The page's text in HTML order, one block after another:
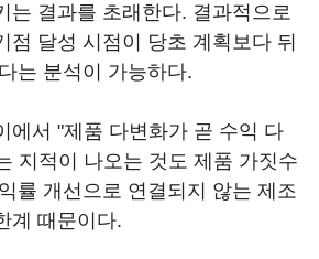
는 결과를 초래한다. 결과적으로
점 달성 시점이 당초 계획보다 뒤
는 분석이 가능하다.
에서 "제품 다변화가 곧 수익 다
지적이 나오는 것도 제품 가짓수
률 개선으로 연결되지 않는 제조
계 때문이다.